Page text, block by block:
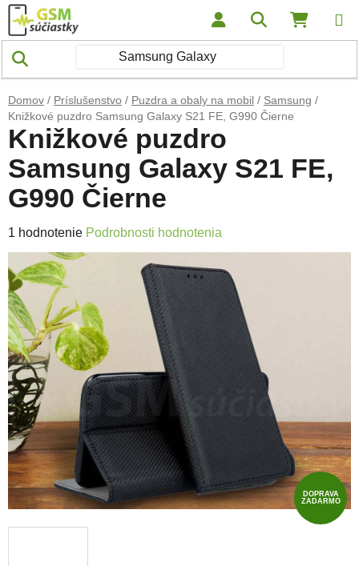
Prejsť na obsah Hľadať
Domov / Príslušenstvo / Puzdra a obaly na mobil / Samsung /
Knižkové puzdro Samsung Galaxy S21 FE, G990 Čierne
Knižkové puzdro
Samsung Galaxy S21 FE,
G990 Čierne
Priemerné hodnotenie produktu je 5,0 z 5 hviezdičiek.
1 hodnotenie Podrobnosti hodnotenia
DOPRAVA
ZADARMO